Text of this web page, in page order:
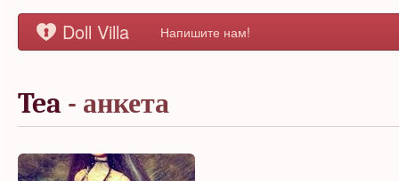
Doll Villa Напишите нам!
Tea - анкета